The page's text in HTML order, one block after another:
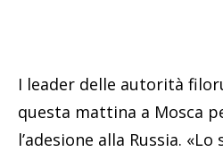
I leader delle autorità
questa mattina a Mosca
l’adesione alla Russia.